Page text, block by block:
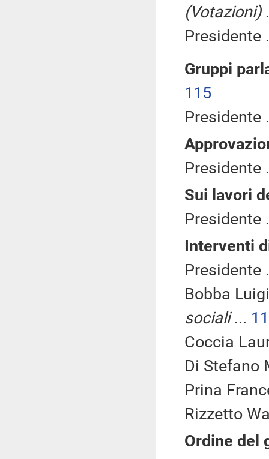
(Votazioni)
Presidente
Gruppi
115
Presidente
Presidente
Sui lavori
Presidente
Interventi
Presidente
Bobba
sociali...
Coccia
Di Stefano
Prina
Rizzetto
Ordine del